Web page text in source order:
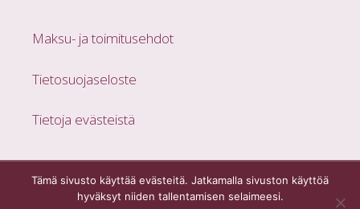
Maksu- ja toimitusehdot
Tietosuojaseloste
Tietoja evästeistä
Nimike lisätty ostoskoriin.
Tämä sivusto käyttää evästeitä. Jatkamalla sivuston käyttöä
hyväksyt niiden tallentamisen selaimeesi.